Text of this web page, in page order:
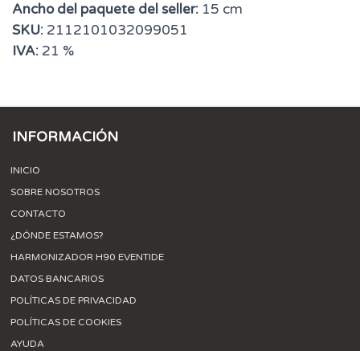
Ancho del paquete del seller: 15 cm
SKU: 2112101032099051
IVA: 21 %
INFORMACIÓN
INICIO
SOBRE NOSOTROS
CONTACTO
¿DÓNDE ESTAMOS?
HARMONIZADOR H90 EVENTIDE
DATOS BANCARIOS
POLÍTICAS DE PRIVACIDAD
POLÍTICAS DE COOKIES
AYUDA